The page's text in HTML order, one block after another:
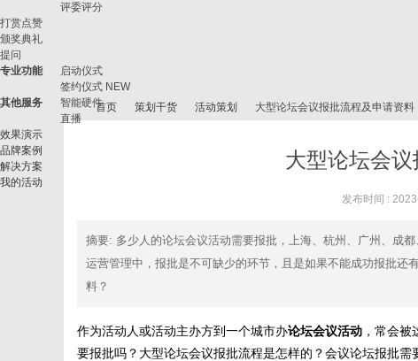
评委评分
打赏点赞
颁奖典礼
提问
专业功能
启动仪式
签约仪式 NEW
其他服务
智能硬件
直播
效果演示
品牌案例
解决方案
我的活动
首页 策划干货 活动策划 大型论坛会议报批流程及申请资料
大型论坛会
发布时间 :
摘要: 多少人的论坛会议活动需要报批，上海、杭州、广州、成
运营管理中，报批是不可缺少的环节，且是如果不能成功报批还
料？
作为活动人或活动主办方到一个城市办论坛会议活动 ，常会
要报批吗？大型论坛会议报批流程是怎样的？会议论坛报批